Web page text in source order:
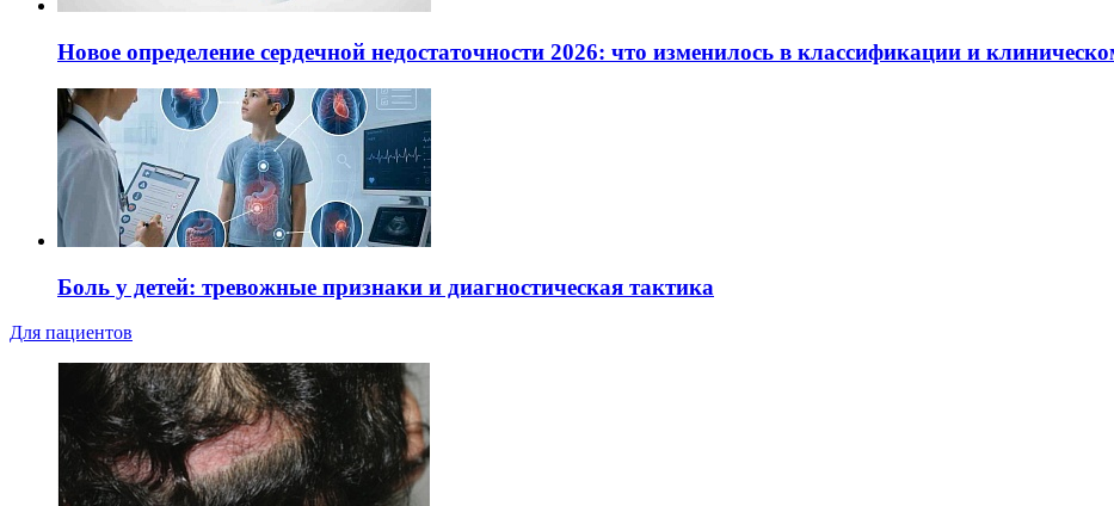
Новое определение сердечной недостаточности 2026: что изменилось в классификации и
Боль у детей: тревожные признаки и диагностическая тактика
Для пациентов